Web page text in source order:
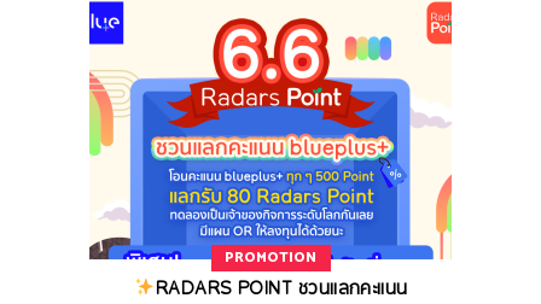
PROMOTION
RADARS POINT ชวนแลกคะแนน